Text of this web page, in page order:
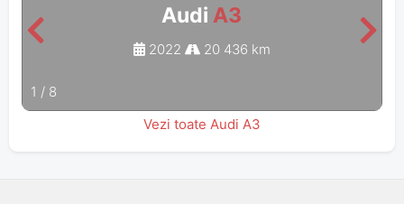
Audi A3
2022 20 436 km
1 / 8
Vezi toate Audi A3